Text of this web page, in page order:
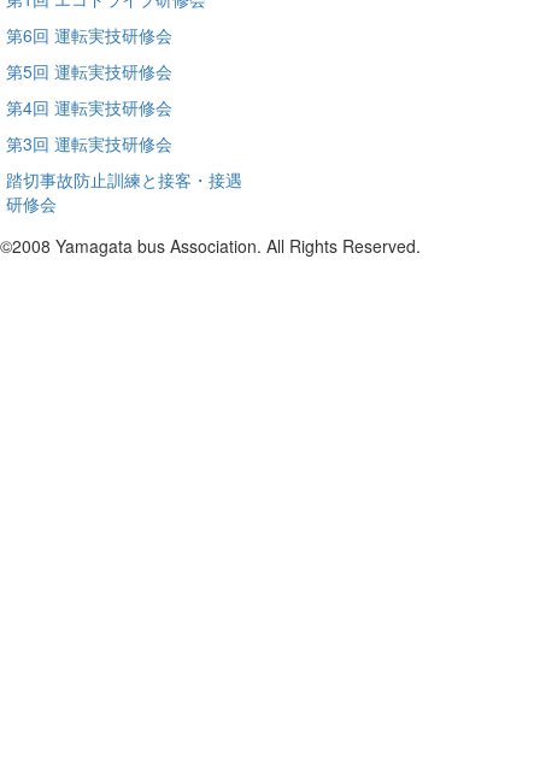
第6回 運転実技研修会
第5回 運転実技研修会
第4回 運転実技研修会
第3回 運転実技研修会
踏切事故防止訓練と接客・接遇
研修会
©2008 Yamagata bus Association. All Rights Reserved.